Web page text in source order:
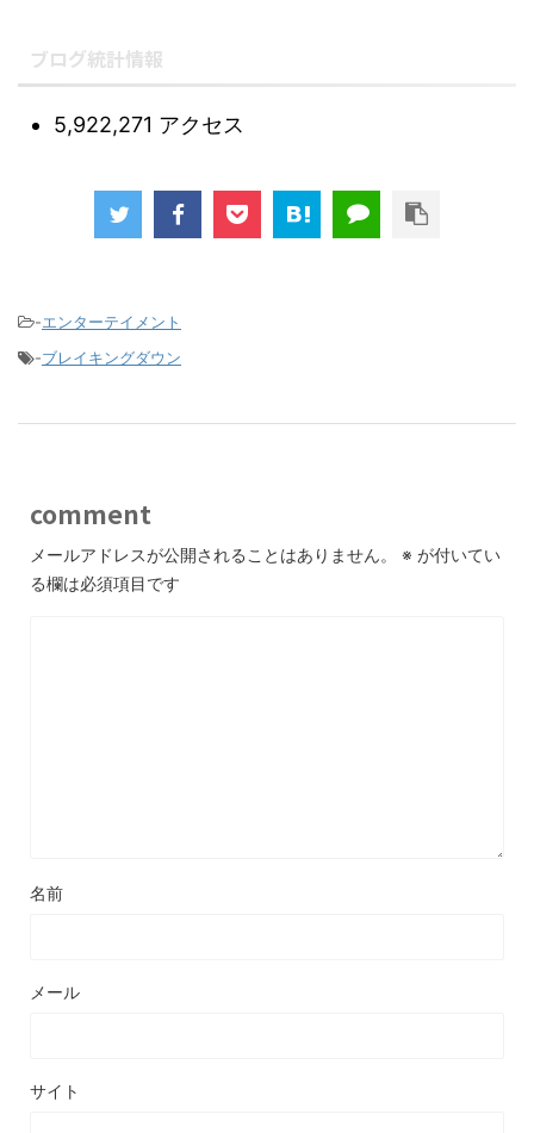
ブログ統計情報
5,922,271 アクセス
-エンターテイメント
-ブレイキングダウン
comment
メールアドレスが公開されることはありません。 ※ が付いてい
る欄は必須項目です
名前
メール
サイト